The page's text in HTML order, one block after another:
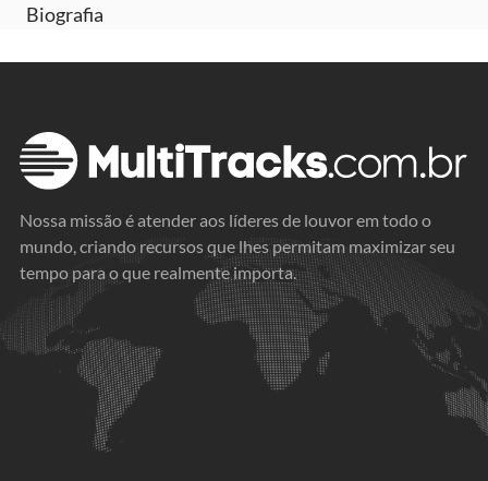
Biografia
Nossa missão é atender aos líderes de louvor em todo o
mundo, criando recursos que lhes permitam maximizar seu
tempo para o que realmente importa.